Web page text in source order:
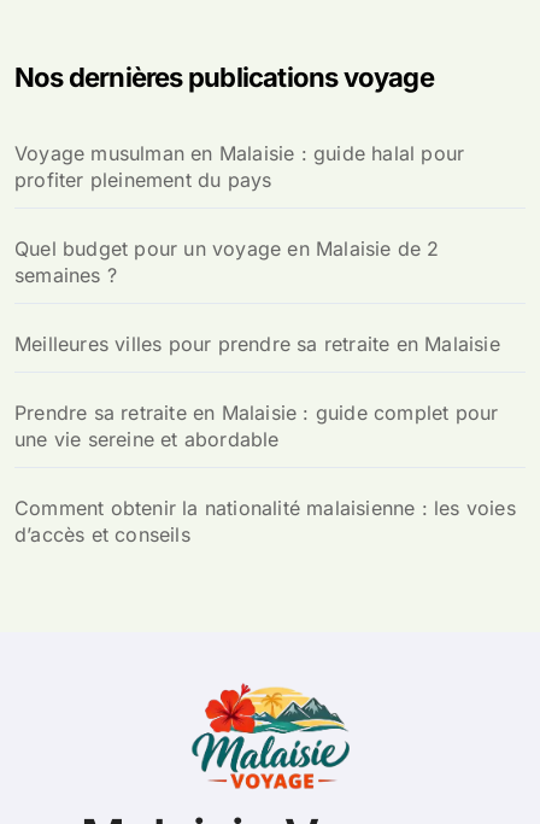
r
e
r
Nos dernières publications voyage
Voyage musulman en Malaisie : guide halal pour
profiter pleinement du pays
Quel budget pour un voyage en Malaisie de 2
semaines ?
Meilleures villes pour prendre sa retraite en Malaisie
Prendre sa retraite en Malaisie : guide complet pour
une vie sereine et abordable
Comment obtenir la nationalité malaisienne : les voies
d’accès et conseils